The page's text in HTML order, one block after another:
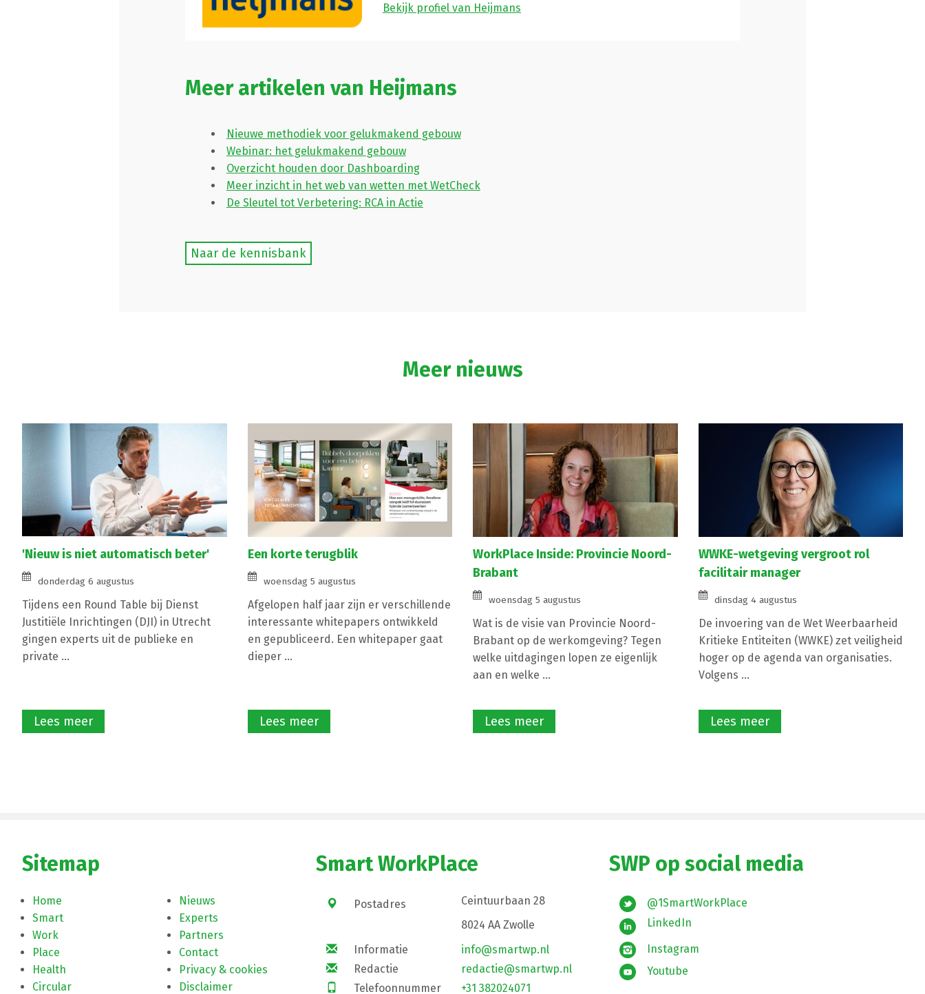
Bekijk profiel van Heijmans
Meer artikelen van Heijmans
Nieuwe methodiek voor gelukmakend gebouw
Webinar: het gelukmakend gebouw
Overzicht houden door Dashboarding
Meer inzicht in het web van wetten met WetCheck
De Sleutel tot Verbetering: RCA in Actie
Naar de kennisbank
Meer nieuws
'Nieuw is niet automatisch beter'
donderdag 6 augustus
Tijdens een Round Table bij Dienst
Justitiële Inrichtingen (DJI) in Utrecht
gingen experts uit de publieke en
private ...
Lees meer
Een korte terugblik
woensdag 5 augustus
Afgelopen half jaar zijn er verschillende
interessante whitepapers ontwikkeld
en gepubliceerd. Een whitepaper gaat
dieper ...
Lees meer
WorkPlace Inside: Provincie Noord-
Brabant
woensdag 5 augustus
Wat is de visie van Provincie Noord-
Brabant op de werkomgeving? Tegen
welke uitdagingen lopen ze eigenlijk
aan en welke ...
Lees meer
WWKE-wetgeving vergroot rol
facilitair manager
dinsdag 4 augustus
De invoering van de Wet Weerbaarheid
Kritieke Entiteiten (WWKE) zet veiligheid
hoger op de agenda van organisaties.
Volgens ...
Lees meer
Sitemap
Home
Smart
Work
Place
Health
Circular
Nieuws
Experts
Partners
Contact
Privacy & cookies
Disclaimer
Smart WorkPlace
Postadres
Ceintuurbaan 28
8024 AA Zwolle
Informatie
info@smartwp.nl
Redactie
redactie@smartwp.nl
Telefoonnummer
+31 382024071
SWP op social media
@1SmartWorkPlace
LinkedIn
Instagram
Youtube